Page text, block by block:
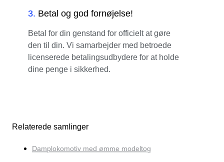
3. Betal og god fornøjelse!
Betal for din genstand for officielt at gøre
den til din. Vi samarbejder med betroede
licenserede betalingsudbydere for at holde
dine penge i sikkerhed.
Relaterede samlinger
Damplokomotiv med ømme modeltog